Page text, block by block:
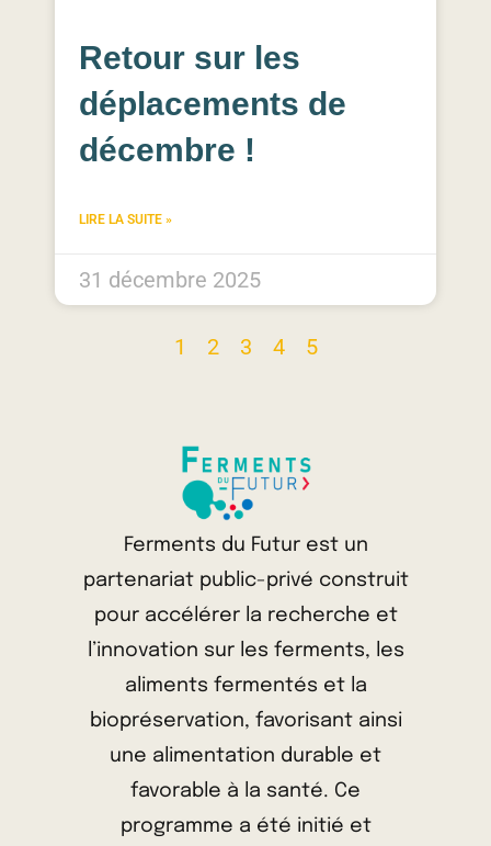
Retour sur les
déplacements de
décembre !
LIRE LA SUITE »
31 décembre 2025
1 2 3 4 5
Ferments du Futur est un
partenariat public-privé construit
pour accélérer la recherche et
l’innovation sur les ferments, les
aliments fermentés et la
biopréservation, favorisant ainsi
une alimentation durable et
favorable à la santé. Ce
programme a été initié et